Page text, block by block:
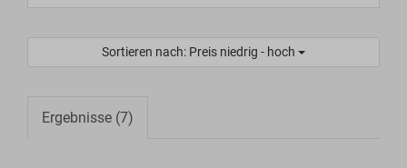
Sortieren nach: Preis niedrig - hoch
Ergebnisse (7)